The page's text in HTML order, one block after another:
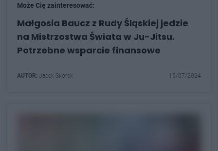
Może Cię zainteresować:
Małgosia Baucz z Rudy Śląskiej jedzie
na Mistrzostwa Świata w Ju-Jitsu.
Potrzebne wsparcie finansowe
AUTOR: Jacek Skorek 15/07/2024